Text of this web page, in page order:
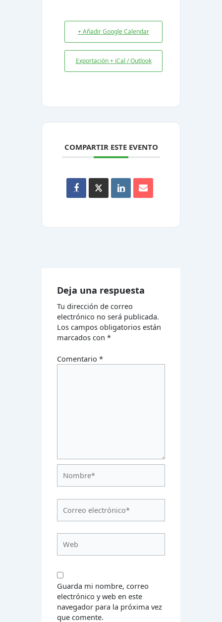
+ Añadir Google Calendar
Exportación + iCal / Outlook
COMPARTIR ESTE EVENTO
Deja una respuesta
Tu dirección de correo
electrónico no será publicada.
Los campos obligatorios están
marcados con*
Comentario*
electrónico*
Guarda mi nombre, correo
electrónico y web en este
navegador para la próxima vez
que comente.